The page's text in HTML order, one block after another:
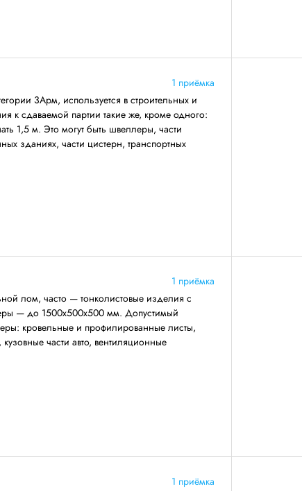
1 приёмка
3Арм, используется в строительных и
к сдаваемой партии такие же, кроме одного:
1,5 м. Это могут быть швеллеры, части
зданиях, части цистерн, транспортных
1 приёмка
лом, часто — тонколистовые изделия с
— до 1500х500х500 мм. Допустимый
кровельные и профилированные листы,
части авто, вентиляционные
1 приёмка